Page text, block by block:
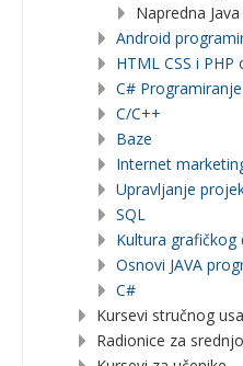
Napredna
Android
HTML CSS i PHP
C# Programiranje
C/C++
Baze
Internet
Upravljanje
SQL
Kultura grafičkog
Osnovi JAVA
C#
Kursevi stručnog
Radionice za